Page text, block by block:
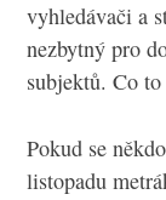
vyhledávači a
nezbytný pro
subjektů. Co
Pokud se
listopadu